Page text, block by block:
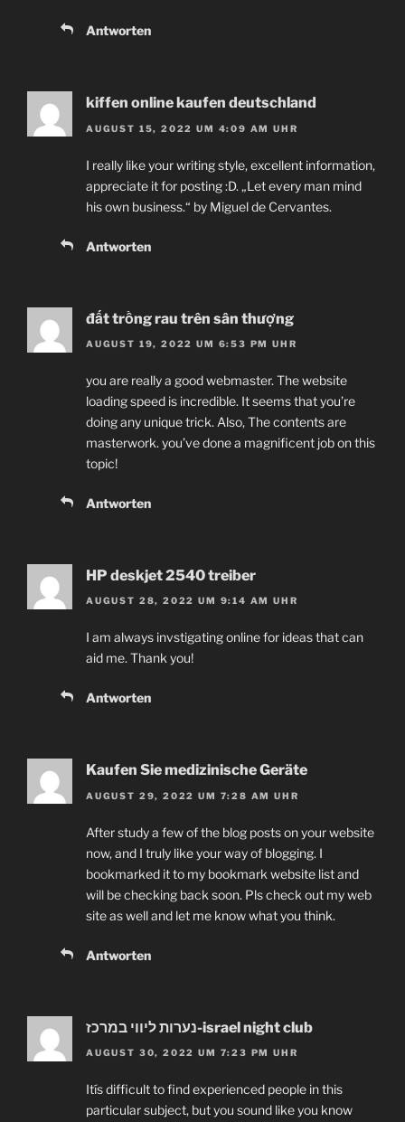
Antworten
kiffen online kaufen deutschland
AUGUST 15, 2022 UM 4:09 AM UHR
I really like your writing style, excellent information,
appreciate it for posting :D. „Let every man mind
his own business.“ by Miguel de Cervantes.
Antworten
đất trồng rau trên sân thượng
AUGUST 19, 2022 UM 6:53 PM UHR
you are really a good webmaster. The website
loading speed is incredible. It seems that you’re
doing any unique trick. Also, The contents are
masterwork. you’ve done a magnificent job on this
topic!
Antworten
HP deskjet 2540 treiber
AUGUST 28, 2022 UM 9:14 AM UHR
I am always invstigating online for ideas that can
aid me. Thank you!
Antworten
Kaufen Sie medizinische Geräte
AUGUST 29, 2022 UM 7:28 AM UHR
After study a few of the blog posts on your website
now, and I truly like your way of blogging. I
bookmarked it to my bookmark website list and
will be checking back soon. Pls check out my web
site as well and let me know what you think.
Antworten
נערות ליווי במרכז-israel night club
AUGUST 30, 2022 UM 7:23 PM UHR
Itís difficult to find experienced people in this
particular subject, but you sound like you know